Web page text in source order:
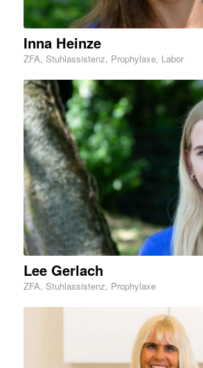
Inna Heinze
ZFA, Stuhlassistenz, Prophylaxe, Labor
Lee Gerlach
ZFA, Stuhlassistenz, Prophylaxe